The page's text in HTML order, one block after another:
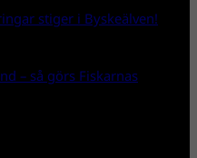
stiger i Byskeälven!
– så görs Fiskarnas